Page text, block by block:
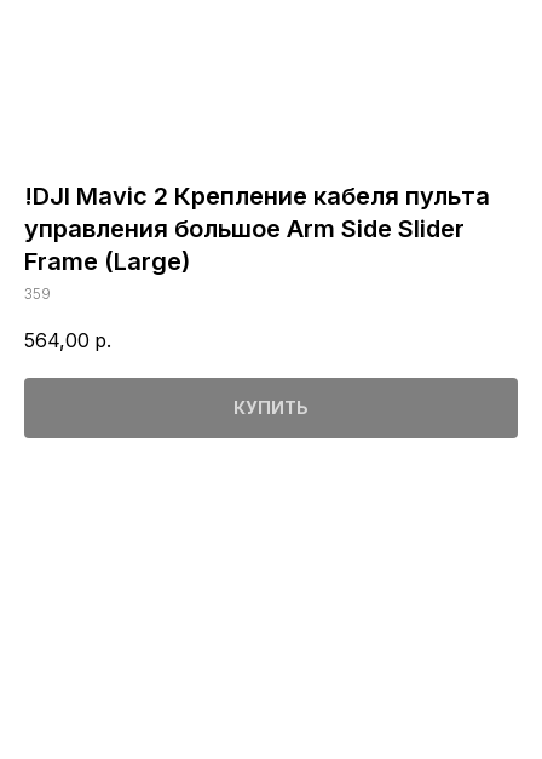
!DJI Mavic 2 Крепление кабеля пульта
управления большое Arm Side Slider
Frame (Large)
359
564,00 р.
КУПИТЬ